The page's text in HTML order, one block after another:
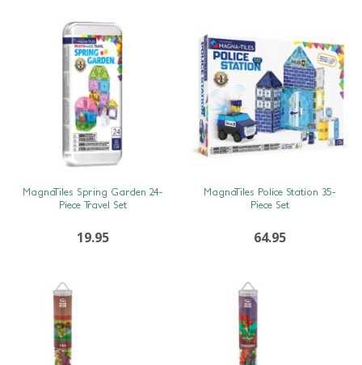
SNEL BEKIJKEN
MagnaTiles Spring Garden 24-
Piece Travel Set
19.95
SNEL BEKIJKEN
MagnaTiles Police Station 35-
Piece Set
64.95